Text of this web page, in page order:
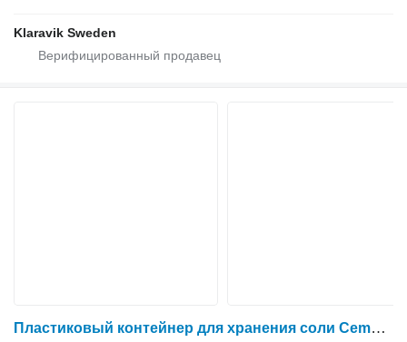
Klaravik Sweden
Пластиковый контейнер для хранения соли Cemo объемом 400 литров с откидной крышкой